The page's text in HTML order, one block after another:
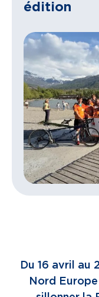
édition
Du 16 avril au
Nord